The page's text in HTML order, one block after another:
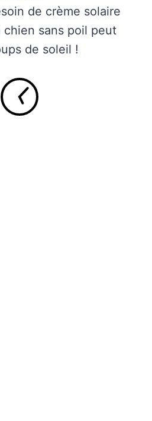
de crème solaire
sans poil peut
de soleil !